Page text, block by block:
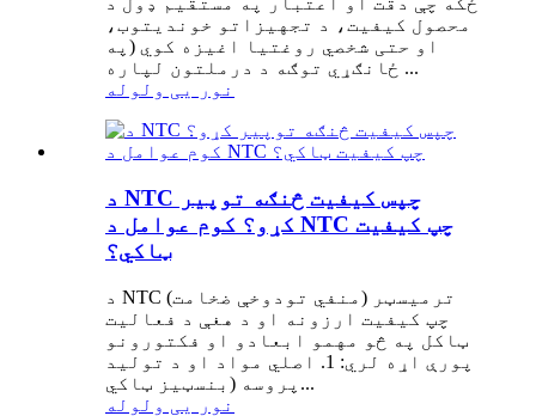
محصول کیفیت، د تجهیزاتو خوندیتوب،
او حتی شخصي روغتیا اغیزه کوي (په
ځانګړي توګه د درملتون لپاره ...
نور یی ولوله
د NTC چپس کیفیت څنګه توپیر
کړو؟ کوم عوامل د NTC چپ کیفیت
ټاکي؟
د NTC (منفي تودوخې ضخامت) ترمیسټر
چپ کیفیت ارزونه او د هغې د فعالیت
ټاکل په څو مهمو ابعادو او فکتورونو
پورې اړه لري: 1. اصلي مواد او د تولید
پروسه (بنسټیز ټاکي...
نور یی ولوله